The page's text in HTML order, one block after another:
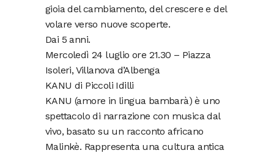
gioia del cambiamento, del crescere e del
volare verso nuove scoperte.
Dai 5 anni.
Mercoledì 24 luglio ore 21.30 – Piazza
Isoleri, Villanova d’Albenga
KANU di Piccoli Idilli
KANU (amore in lingua bambarà) è uno
spettacolo di narrazione con musica dal
vivo, basato su un racconto africano
Malinkè. Rappresenta una cultura antica